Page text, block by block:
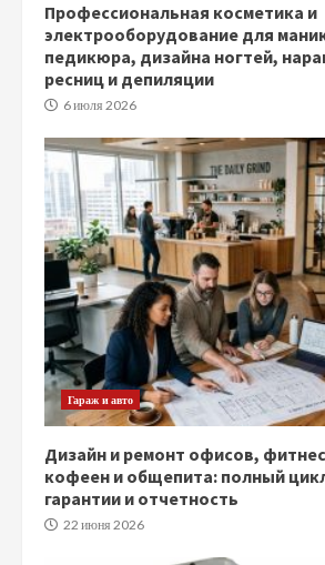
Профессиональная косметика и
электрооборудование для
педикюра, дизайна ногтей,
ресниц и депиляции
6 июля 2026
Гараж и авто
Дизайн и ремонт офисов,
кофеен и общепита: полный
гарантии и отчетность
22 июня 2026